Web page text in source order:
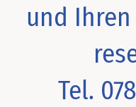
und
Tel.